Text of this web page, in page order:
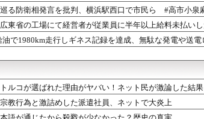
巡る防衛相発言を批判、横浜駅西口で市民ら #高市小泉
東省の工場にて経営者が従業員に半年以上給料未払い
油で1980km走行しギネス記録を達成、無駄な発電や送
トルコが選ばれた理由がヤバい！ネット民が激論した結果
宗教行為と激詰めした派遣社員、ネットで大炎上